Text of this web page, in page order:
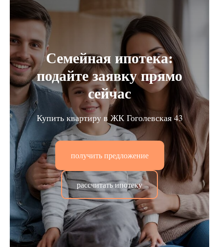
Семейная ипотека:
подайте заявку прямо
сейчас
Купить квартиру в ЖК Гоголевская 43
получить предложение
рассчитать ипотеку